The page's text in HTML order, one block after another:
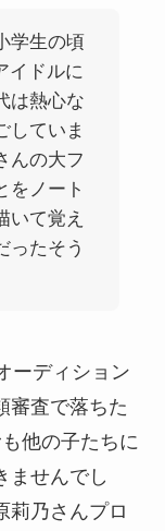
学生の頃
イドルに
は熱心な
していま
んの大フ
をノート
いて覚え
ったそう
ーディション
審査で落ちた
他の子たちに
ませんでし
莉乃さんプロ